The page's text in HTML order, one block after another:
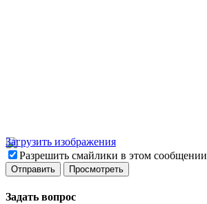
Загрузить изображения
Разрешить смайлики в этом сообщении
Задать вопрос